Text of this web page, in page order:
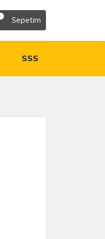
Sepetim
SSS